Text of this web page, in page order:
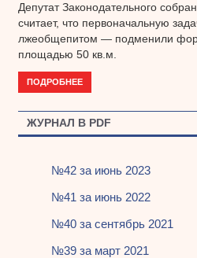
Депутат Законодательного
считает, что первоначальную
лжеобщепитом — подменили
площадью 50 кв.м.
ПОДРОБНЕЕ
ЖУРНАЛ В PDF
№42 за июнь 2023
№41 за июнь 2022
№40 за сентябрь 2021
№39 за март 2021